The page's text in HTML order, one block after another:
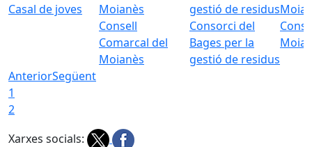
Casal de joves
Consell
Comarcal del
Moianès
Consorci del
Bages per la
gestió de residus
AnteriorSegüent
1
2
Xarxes socials: